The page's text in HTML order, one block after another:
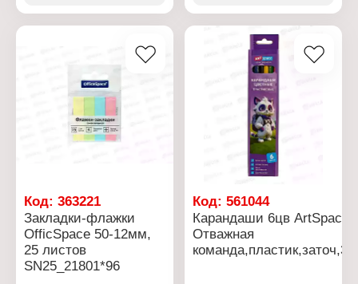
Форма закладки: флажки
Код: 363221
Закладки-флажки
OfficSpace 50-12мм,
25 листов
SN25_21801*96
Код:561044
Карандаши 6цв ArtSpace
Отважная